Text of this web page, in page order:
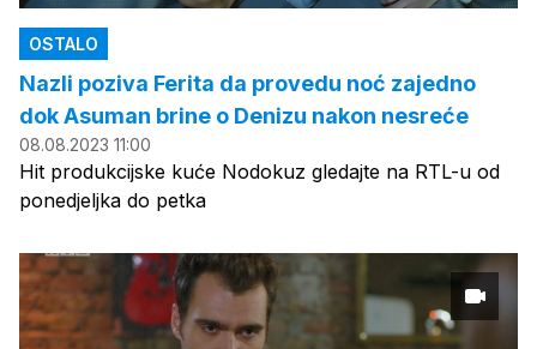
OSTALO
Nazli poziva Ferita da provedu noć zajedno
dok Asuman brine o Denizu nakon nesreće
08.08.2023 11:00
Hit produkcijske kuće Nodokuz gledajte na RTL-u od
ponedjeljka do petka